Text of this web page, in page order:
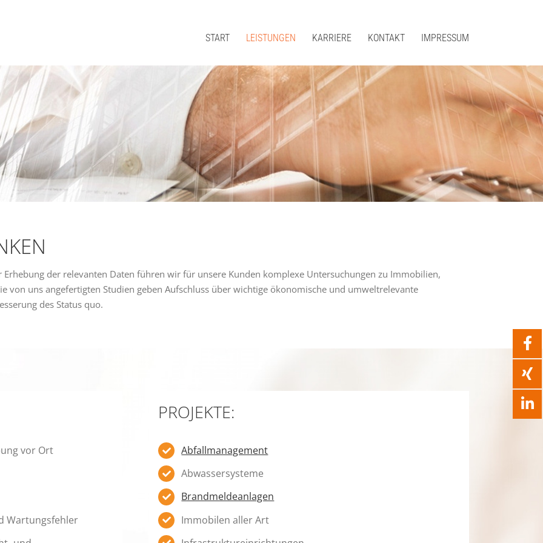
START LEISTUNGEN KARRIERE KONTAKT IMPRESSUM
der relevanten Daten führen wir für unsere Kunden komplexe Untersuchungen zu Immobilien,
von uns angefertigten Studien geben Aufschluss über wichtige ökonomische und umweltrelevante
des Status quo.
vor Ort
Wartungsfehler
PROJEKTE:
Abfallmanagement
Abwassersysteme
Brandmeldeanlagen
Immobilen aller Art